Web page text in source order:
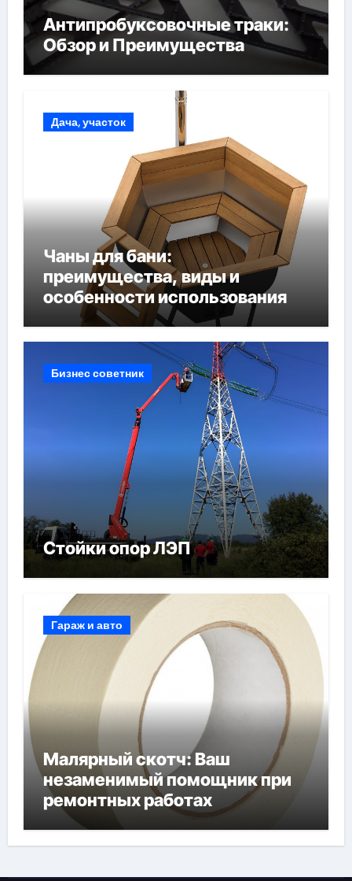
Антипробуксовочные траки:
Обзор и Преимущества
Дача, участок
Чаны для бани:
преимущества, виды и
особенности использования
Бизнес советник
Стойки опор ЛЭП
Гараж и авто
Малярный скотч: Ваш
незаменимый помощник при
ремонтных работах